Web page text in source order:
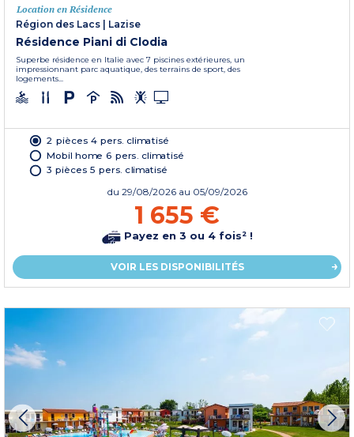
Location en Résidence
Région des Lacs
Lazise
Résidence Piani di Clodia
Superbe résidence en Italie avec 7 piscines extérieures, un
impressionnant parc aquatique, des terrains de sport, des
logements...
2 pièces 4 pers. climatisé
Mobil home 6 pers. climatisé
3 pièces 5 pers. climatisé
du 29/08/2026 au 05/09/2026
1 655 €
Payez en 3 ou 4 fois² !
VOIR LES DISPONIBILITÉS